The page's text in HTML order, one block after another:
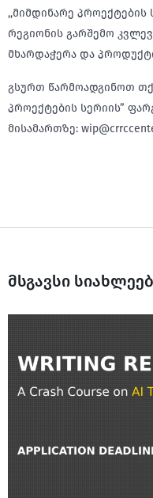
,,მიმდინარე პროექტების
რეგიონის გარშემო
მხარდაჭერა და
გსურთ წარმოადგინოთ
პროექტების სერიის”
მისამართზე:
მსგავსი